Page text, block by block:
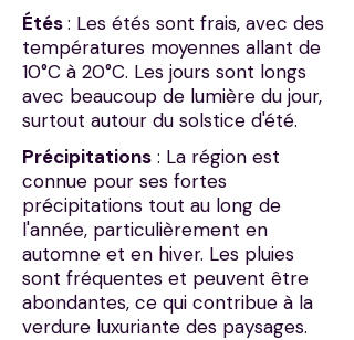
Étés: Les étés sont frais, avec des
températures moyennes allant de
10°C à 20°C. Les jours sont longs
avec beaucoup de lumière du jour,
surtout autour du solstice d'été.
Précipitations : La région est
connue pour ses fortes
précipitations tout au long de
l'année, particulièrement en
automne et en hiver. Les pluies
sont fréquentes et peuvent être
abondantes, ce qui contribue à la
verdure luxuriante des paysages.